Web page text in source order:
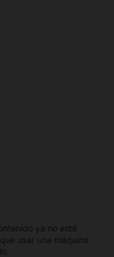
ya no está
usar una máquina